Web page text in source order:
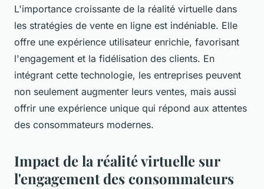
L'importance croissante de la réalité virtuelle dans
les stratégies de vente en ligne est indéniable. Elle
offre une expérience utilisateur enrichie, favorisant
l'engagement et la fidélisation des clients. En
intégrant cette technologie, les entreprises peuvent
non seulement augmenter leurs ventes, mais aussi
offrir une expérience unique qui répond aux attentes
des consommateurs modernes.
Impact de la réalité virtuelle sur
l'engagement des consommateurs